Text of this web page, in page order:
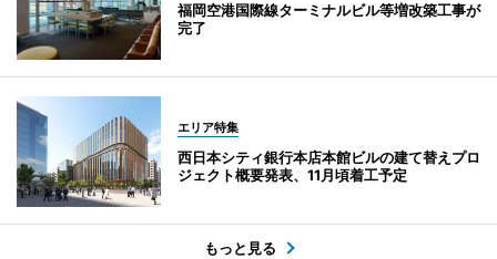
福岡空港国際線ターミナルビル等増改築工事が
完了
エリア特集
西日本シティ銀行本店本館ビルの建て替えプロ
ジェクト概要発表、11月頃着工予定
もっと見る